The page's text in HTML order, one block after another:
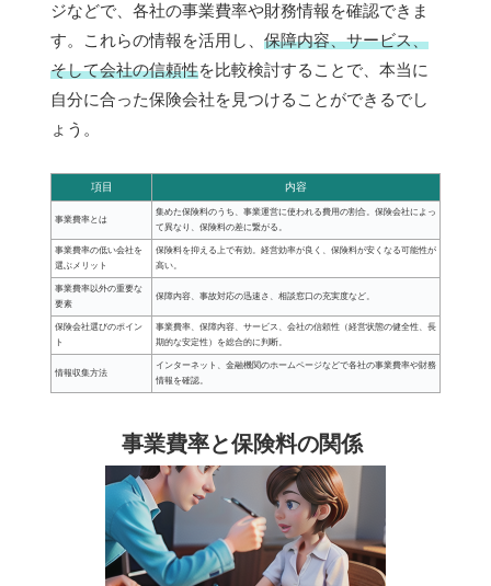
ジなどで、各社の事業費率や財務情報を確認できま
す。これらの情報を活用し、 保障内容、サービス、
そして会社の信頼性を比較検討することで、本当に
自分に合った保険会社を見つけることができるでし
ょう。
項目 内容
事業費率とは
集めた保険料のうち、事業運営に使われる費用の割合。保険会社によっ
て異なり、保険料の差に繋がる。
事業費率の低い会社を
選ぶメリット
保険料を抑える上で有効。経営効率が良く、保険料が安くなる可能性が
高い。
事業費率以外の重要な
要素
保障内容、事故対応の迅速さ、相談窓口の充実度など。
保険会社選びのポイン
ト
事業費率、保障内容、サービス、会社の信頼性（経営状態の健全性、長
期的な安定性）を総合的に判断。
情報収集方法
インターネット、金融機関のホームページなどで各社の事業費率や財務
情報を確認。
事業費率と保険料の関係